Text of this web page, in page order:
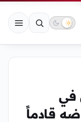
في
قادماً